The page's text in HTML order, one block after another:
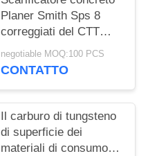
Planer Smith Sps 8
correggiati del CTT
delle taglierine del
carburo di tungsteno di
negotiable MOQ:100 PCS
CONTATTO
Il carburo di tungsteno
di superficie dei
materiali di consumo &